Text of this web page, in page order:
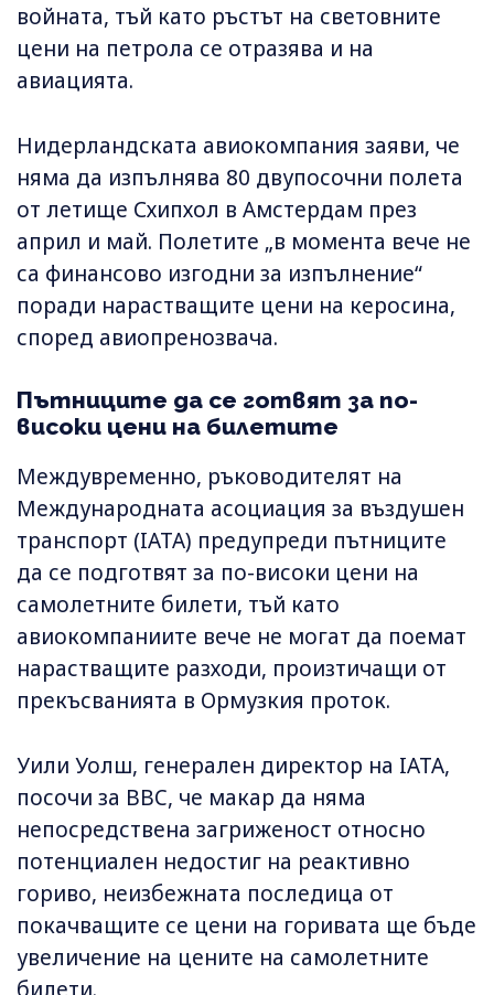
войната, тъй като ръстът на световните
цени на петрола се отразява и на
авиацията.
Нидерландската авиокомпания заяви, че
няма да изпълнява 80 двупосочни полета
от летище Схипхол в Амстердам през
април и май. Полетите „в момента вече не
са финансово изгодни за изпълнение“
поради нарастващите цени на керосина,
според авиопренозвача.
Пътниците да се готвят за по-
високи цени на билетите
Междувременно, ръководителят на
Международната асоциация за въздушен
транспорт (IATA) предупреди пътниците
да се подготвят за по-високи цени на
самолетните билети, тъй като
авиокомпаниите вече не могат да поемат
нарастващите разходи, произтичащи от
прекъсванията в Ормузкия проток.
Уили Уолш, генерален директор на IATA,
посочи за BBC, че макар да няма
непосредствена загриженост относно
потенциален недостиг на реактивно
гориво, неизбежната последица от
покачващите се цени на горивата ще бъде
увеличение на цените на самолетните